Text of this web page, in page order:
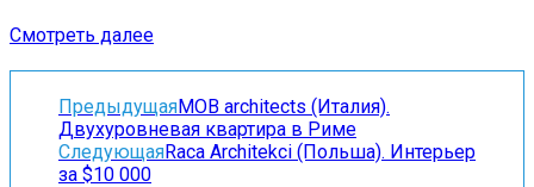
Смотреть далее
ПредыдущаяMOB architects (Италия).
Двухуровневая квартира в Риме
СледующаяRaca Architekci (Польша). Интерьер
за $10 000